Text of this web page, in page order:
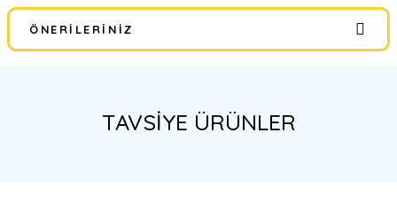
Yorum Yaz
ÖNERILERINIZ
tarafımıza iletebilirsiniz.
Görüş ve önerileriniz için teşekkür ederiz.
TAVSİYE ÜRÜNLER